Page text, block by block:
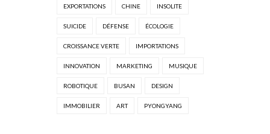
EXPORTATIONS CHINE INSOLITE
SUICIDE DÉFENSE ÉCOLOGIE
CROISSANCE VERTE IMPORTATIONS
INNOVATION MARKETING MUSIQUE
ROBOTIQUE BUSAN DESIGN
IMMOBILIER ART PYONGYANG